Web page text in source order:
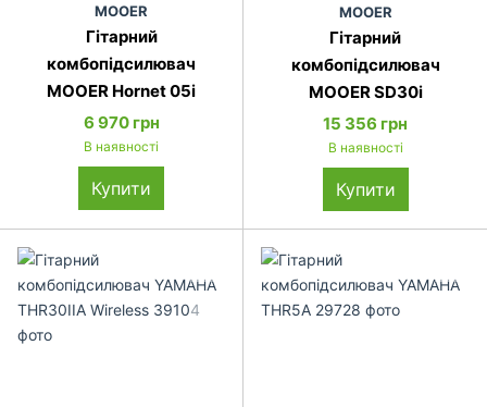
MOOER
Гітарний
комбопідсилювач
MOOER Hornet 05i
6 970 грн
В наявності
Купити
MOOER
Гітарний
комбопідсилювач
MOOER SD30i
15 356 грн
В наявності
Купити